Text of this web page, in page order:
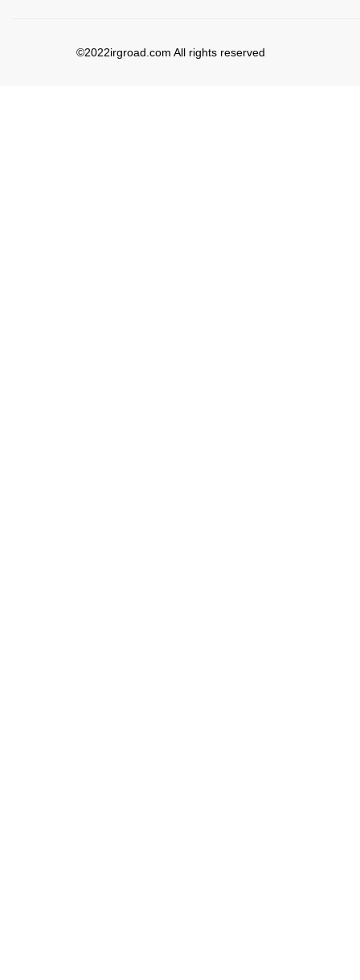
©2022irgroad.com All rights reserved